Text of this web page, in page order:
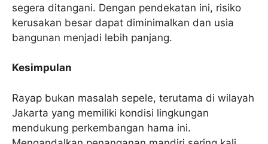
segera ditangani. Dengan pendekatan ini, risiko
kerusakan besar dapat diminimalkan dan usia
bangunan menjadi lebih panjang.
Kesimpulan
Rayap bukan masalah sepele, terutama di wilayah
Jakarta yang memiliki kondisi lingkungan
mendukung perkembangan hama ini.